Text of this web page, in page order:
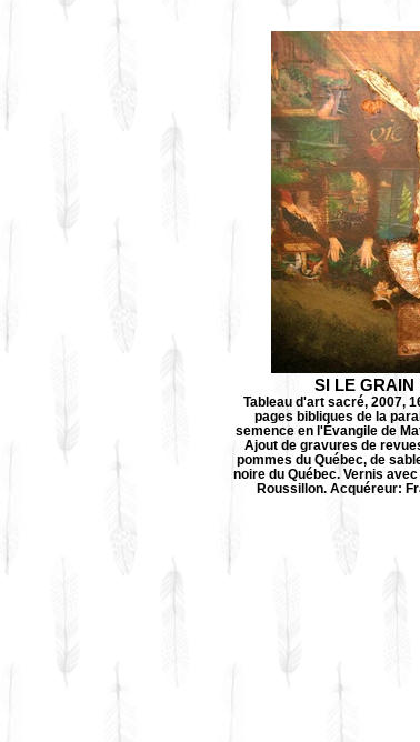
SI LE GRAIN
Tableau d'art sacré, 2007,
pages bibliques de la
semence en l'Évangile de
Ajout de gravures de
pommes du Québec, de
noire du Québec. Vernis
Roussillon. Acquéreur: